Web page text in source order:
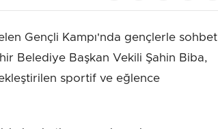
Gençli Kampı'nda gençlerle sohbet
Belediye Başkan Vekili Şahin Biba,
sportif ve eğlence